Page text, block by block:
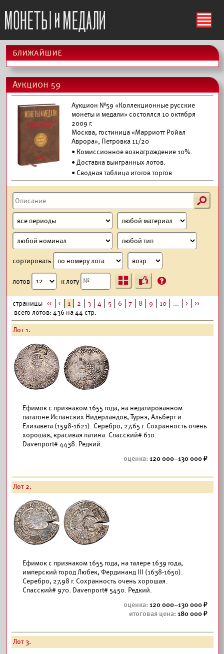
ś
ближайшие
Аукцион 59
Аукцион №59 «Коллекционные русские
монеты и медали» состоялся 10 октября
2009 г.
Москва, гостиница «Марриотт Ройал
Аврора», Петровка 11/20
• Комиссионное вознаграждение 10%.
• Доставка выигранных лотов.
• Сводная таблица итогов торгов
s
сортировать
лотов к лоту Ъ ?
страницы << < 1 2 3 4 5 6 7 8 9 10 ... >
>>
всего лотов: 436 на 44 стр.
Лот 1.
Ефимок с признаком 1655 года, на недатированном
патагоне Испанских Нидерландов, Турнэ, Альберт и
Елизавета (1598-1621). Серебро, 27,65 г. Сохранность очень
хорошая, красивая патина. Спасский# 610.
Davenport# 4438. Редкий.
120 000–130 000
Лот 2.
Ефимок с признаком 1655 года, на талере 1639 года,
имперский город Любек, Фердинанд III (1638-1650).
Серебро, 27,98 г. Сохранность очень хорошая.
Спасский# 970. Davenport# 5450. Редкий.
120 000–130 000
180 000
Лот 3.